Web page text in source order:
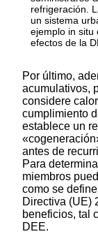
refrigeración.
un sistema
ejemplo in situ
efectos de la
Por último,
acumulativos,
considere
cumplimiento
establece un
antes de
Para
miembros
como se
Directiva (UE)
beneficios, tal
DEE.